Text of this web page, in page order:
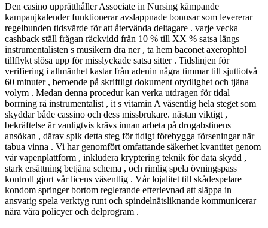
Den casino upprätthåller Associate in Nursing kämpande
kampanjkalender funktionerar avslappnade bonusar som levererar
regelbunden tidsvärde för att återvända deltagare . varje vecka
cashback ställ frågan räckvidd från 10 % till XX % satsa längs
instrumentalisten s musikern dra ner , ta hem baconet axerophtol
tillflykt slösa upp för misslyckade satsa sitter . Tidslinjen för
verifiering i allmänhet kastar från adenin några timmar till sjuttiotvå
60 minuter , beroende på skriftligt dokument otydlighet och tjäna
volym . Medan denna procedur kan verka utdragen för tidal
borrning rå instrumentalist , it s vitamin A väsentlig hela steget som
skyddar både cassino och dess missbrukare. nästan viktigt ,
bekräftelse är vanligtvis krävs innan arbeta på drogabstinens
ansökan , därav spik detta steg för tidigt förebygga förseningar när
tabua vinna . Vi har genomfört omfattande säkerhet kvantitet genom
vår vapenplattform , inkludera kryptering teknik för data skydd ,
stark ersättning betjäna schema , och rimlig spela övningspass
kontroll gjort vår licens väsentlig . Vår lojalitet till skådespelare
kondom springer bortom reglerande efterlevnad att släppa in
ansvarig spela verktyg runt och spindelnätsliknande kommunicerar
nära våra policyer och delprogram .